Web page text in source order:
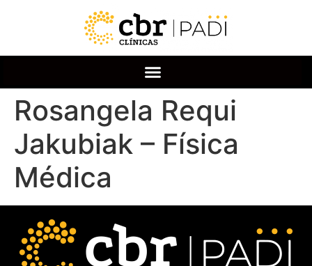
Rosangela Requi
Jakubiak – Física
Médica